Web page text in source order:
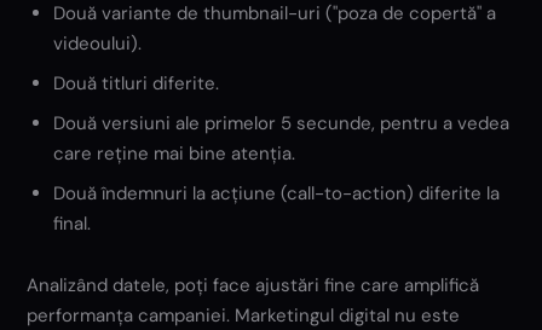
Două variante de thumbnail-uri ("poza de copertă" a
videoului).
Două titluri diferite.
Două versiuni ale primelor 5 secunde, pentru a vedea
care reține mai bine atenția.
Două îndemnuri la acțiune (call-to-action) diferite la
final.
Analizând datele, poți face ajustări fine care amplifică
performanța campaniei. Marketingul digital nu este